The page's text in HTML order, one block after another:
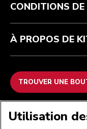
CONDITIONS
À PROPOS DE
TROUVER UNE
Utilisation